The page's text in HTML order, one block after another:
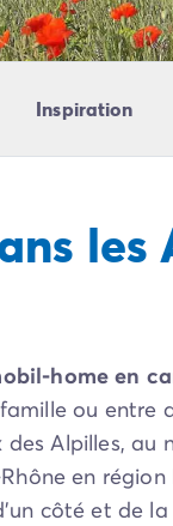
Inspiration
les
home en
ou entre
Alpilles, au
en région
côté et de